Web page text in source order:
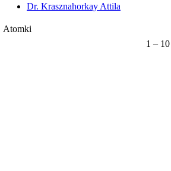
Dr. Krasznahorkay Attila
Atomki
1 – 10